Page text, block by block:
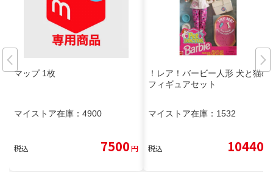
マップ 1枚
マイストア在庫： 4900
税込 7500円
！レア！バービー人形 犬と猫の
フィギュアセット
マイストア在庫： 1532
税込 10440